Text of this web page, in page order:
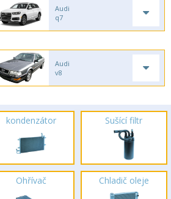
Audi
q7
Audi
v8
kondenzátor Sušící filtr
Ohřívač Chladič oleje